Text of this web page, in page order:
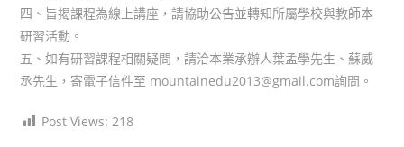
四、旨揭課程為線上講座，請協助公告並轉知所屬學校與教師本
研習活動。
五、如有研習課程相關疑問，請洽本業承辦人葉孟學先生、蘇威
丞先生，寄電子信件至 mountainedu2013@gmail.com詢問。
Post Views: 218